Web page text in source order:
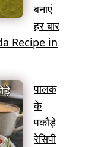
बनाएं
हर बार
Recipe in
पालक
के
पकौड़े
रेसिपी